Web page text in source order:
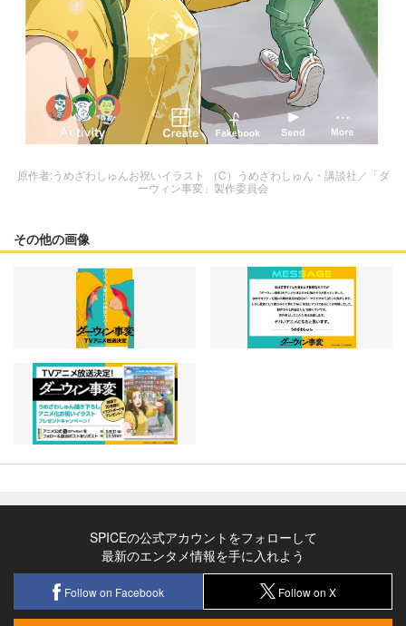
原作者:うめざわしゅんお祝いイラスト （C）うめざわしゅん・講談社／「ダ
ーウィン事変」製作委員会
その他の画像
SPICEの公式アカウントをフォローして
最新のエンタメ情報を手に入れよう
Follow on Facebook Follow on X